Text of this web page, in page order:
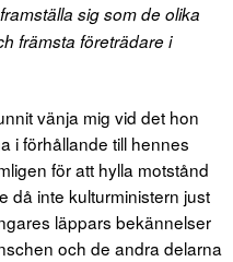
sig som de olika
främsta företrädare i
vänja mig vid det hon
i förhållande till hennes
för att hylla motstånd
då inte kulturministern just
läppars bekännelser
och de andra delarna